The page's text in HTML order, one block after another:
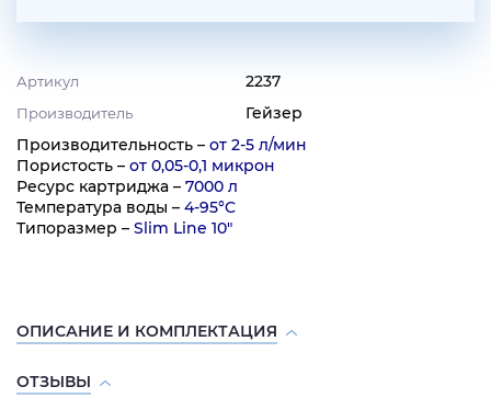
Артикул 2237
Производитель
Гейзер
Производительность – от 2-5 л/мин
Пористость – от 0,05-0,1 микрон
Ресурс картриджа – 7000 л
Температура воды – 4-95°C
Типоразмер – Slim Line 10"
ОПИСАНИЕ И КОМПЛЕКТАЦИЯ
ОТЗЫВЫ